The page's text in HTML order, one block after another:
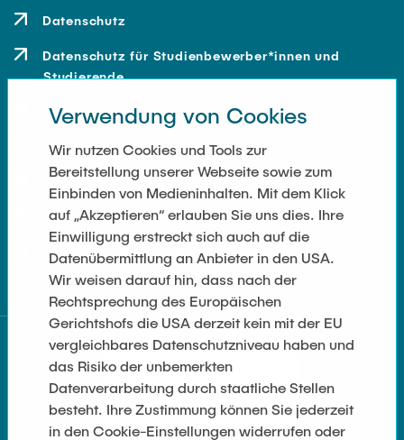
Datenschutz
Datenschutz für Studienbewerber*innen und
Studierende
Kontakt
Anfahrt
Presse und Medien
Merchandise-Shop
Cookie-Einstellungen
Verwendung von Cookies
Wir nutzen Cookies und Tools zur
Bereitstellung unserer Webseite sowie zum
Einbinden von Medieninhalten. Mit dem Klick
auf „Akzeptieren“ erlauben Sie uns dies. Ihre
Einwilligung erstreckt sich auch auf die
Datenübermittlung an Anbieter in den USA.
Wir weisen darauf hin, dass nach der
Rechtsprechung des Europäischen
Gerichtshofs die USA derzeit kein mit der EU
vergleichbares Datenschutzniveau haben und
das Risiko der unbemerkten
Datenverarbeitung durch staatliche Stellen
besteht. Ihre Zustimmung können Sie jederzeit
in den Cookie-Einstellungen widerrufen oder